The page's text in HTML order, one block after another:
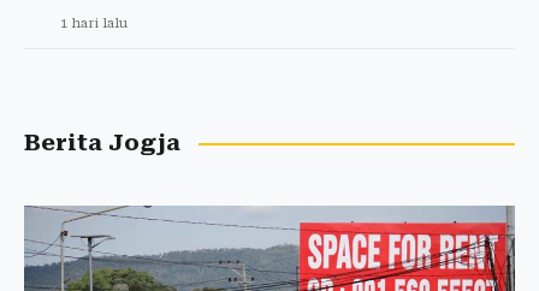
1 hari lalu
Berita Jogja